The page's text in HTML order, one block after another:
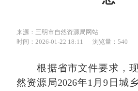
来源：三明市自然资源局网站
时间：2026-01-22 18:11
浏览量：540
根据省市文件要求，现
然资源局2026年1月9日城